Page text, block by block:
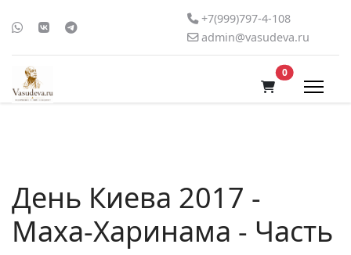
+7(999)797-4-108
admin@vasudeva.ru
0В корзину
День Киева 2017 -
Маха-Харинама - Часть